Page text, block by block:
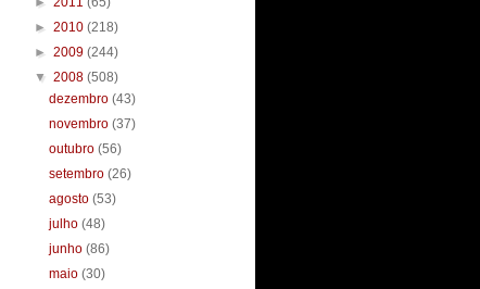
► 2010 (218)
► 2009 (244)
▼ 2008 (508)
dezembro(43)
novembro(37)
outubro(56)
setembro(26)
agosto(53)
julho(48)
junho(86)
maio(30)